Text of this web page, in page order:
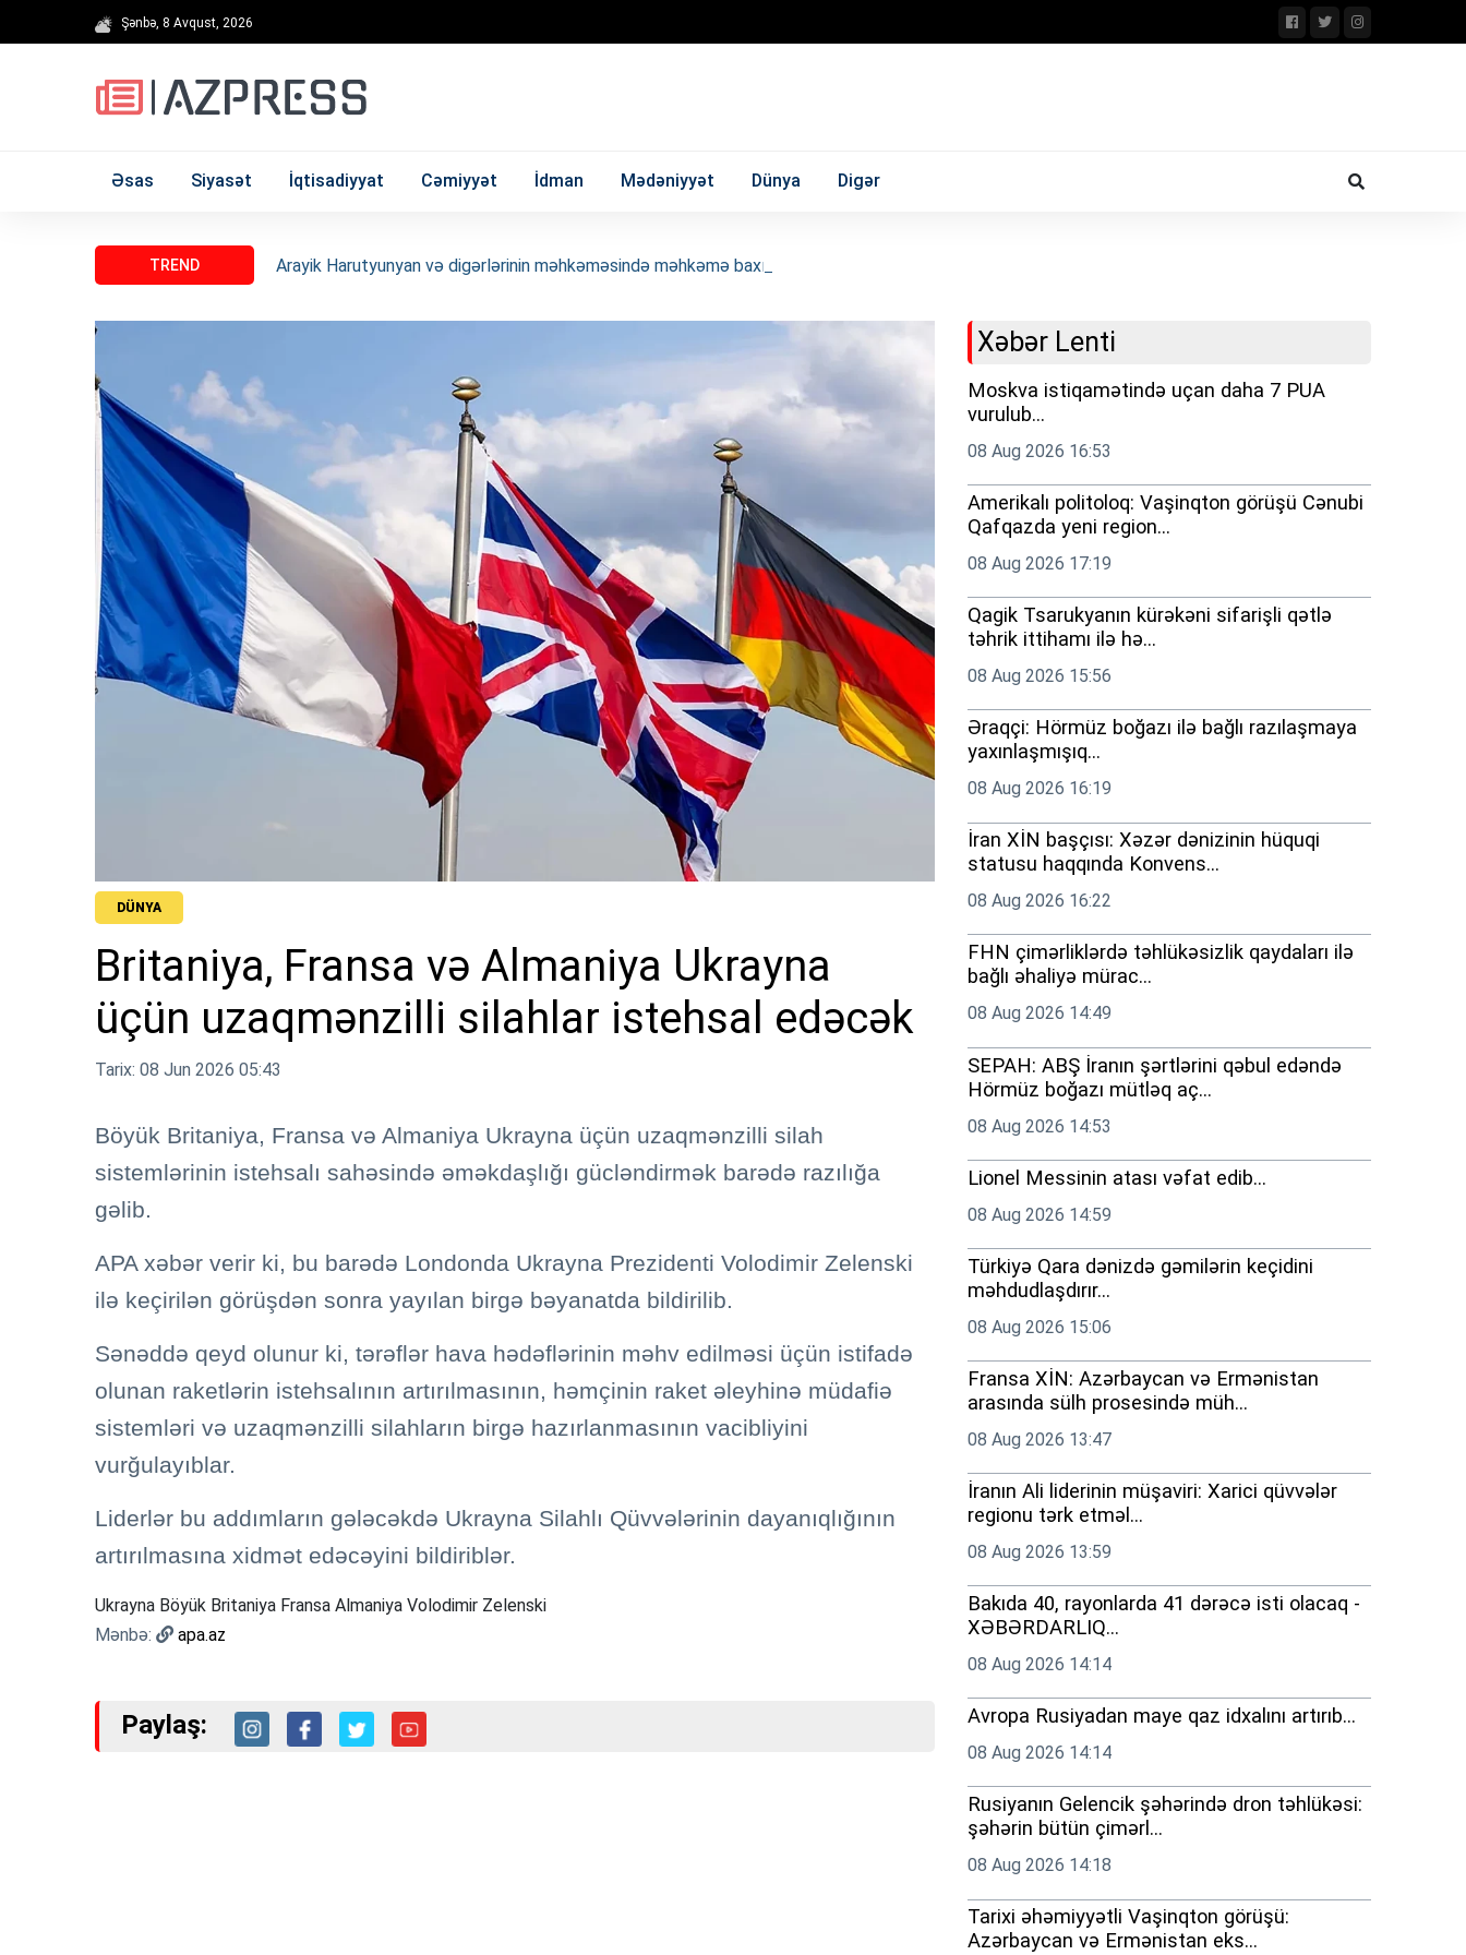
Şənbə, 8 Avqust, 2026
Əsas Siyasət İqtisadiyyat Cəmiyyət İdman Mədəniyyət Dünya Digər
TREND Arayik Harutyunyan və digərlərinin məhkəməsində məhkəmə baxışı başa çatıb
DÜNYA
Britaniya, Fransa və Almaniya Ukrayna
üçün uzaqmənzilli silahlar istehsal edəcək
Tarix: 08 Jun 2026 05:43
Böyük Britaniya, Fransa və Almaniya Ukrayna üçün uzaqmənzilli silah
sistemlərinin istehsalı sahəsində əməkdaşlığı gücləndirmək barədə razılığa
gəlib.
APA xəbər verir ki, bu barədə Londonda Ukrayna Prezidenti Volodimir Zelenski
ilə keçirilən görüşdən sonra yayılan birgə bəyanatda bildirilib.
Sənəddə qeyd olunur ki, tərəflər hava hədəflərinin məhv edilməsi üçün istifadə
olunan raketlərin istehsalının artırılmasının, həmçinin raket əleyhinə müdafiə
sistemləri və uzaqmənzilli silahların birgə hazırlanmasının vacibliyini
vurğulayıblar.
Liderlər bu addımların gələcəkdə Ukrayna Silahlı Qüvvələrinin dayanıqlığının
artırılmasına xidmət edəcəyini bildiriblər.
Ukrayna Böyük Britaniya Fransa Almaniya Volodimir Zelenski
Mənbə:
apa.az
Paylaş:
Xəbər Lenti
Moskva istiqamətində uçan daha 7 PUA
vurulub...
08 Aug 2026 16:53
Amerikalı politoloq: Vaşinqton görüşü Cənubi
Qafqazda yeni region...
08 Aug 2026 17:19
Qagik Tsarukyanın kürəkəni sifarişli qətlə
təhrik ittihamı ilə hə...
08 Aug 2026 15:56
Əraqçi: Hörmüz boğazı ilə bağlı razılaşmaya
yaxınlaşmışıq...
08 Aug 2026 16:19
İran XİN başçısı: Xəzər dənizinin hüquqi
statusu haqqında Konvens...
08 Aug 2026 16:22
FHN çimərliklərdə təhlükəsizlik qaydaları ilə
bağlı əhaliyə mürac...
08 Aug 2026 14:49
SEPAH: ABŞ İranın şərtlərini qəbul edəndə
Hörmüz boğazı mütləq aç...
08 Aug 2026 14:53
Lionel Messinin atası vəfat edib...
08 Aug 2026 14:59
Türkiyə Qara dənizdə gəmilərin keçidini
məhdudlaşdırır...
08 Aug 2026 15:06
Fransa XİN: Azərbaycan və Ermənistan
arasında sülh prosesində müh...
08 Aug 2026 13:47
İranın Ali liderinin müşaviri: Xarici qüvvələr
regionu tərk etməl...
08 Aug 2026 13:59
Bakıda 40, rayonlarda 41 dərəcə isti olacaq -
XƏBƏRDARLIQ...
08 Aug 2026 14:14
Avropa Rusiyadan maye qaz idxalını artırıb...
08 Aug 2026 14:14
Rusiyanın Gelencik şəhərində dron təhlükəsi:
şəhərin bütün çimərl...
08 Aug 2026 14:18
Tarixi əhəmiyyətli Vaşinqton görüşü:
Azərbaycan və Ermənistan eks...